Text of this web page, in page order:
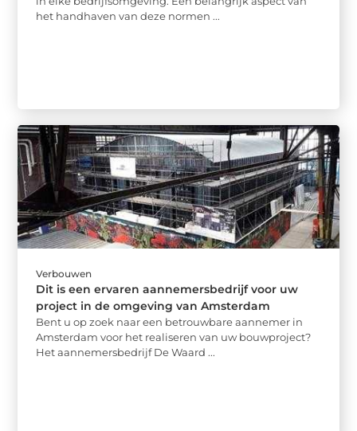
het handhaven van deze normen ...
Verbouwen
Dit is een ervaren aannemersbedrijf voor uw
project in de omgeving van Amsterdam
Bent u op zoek naar een betrouwbare aannemer in
Amsterdam voor het realiseren van uw bouwproject?
Het aannemersbedrijf De Waard ...